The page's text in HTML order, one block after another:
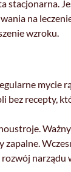
stacjonarna.
na
wzroku.
mycie
bez recepty,
zapalne.
narządu